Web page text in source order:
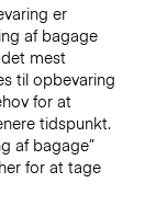
er
af bagage
mest
til opbevaring
for at
tidspunkt.
af bagage”
her for at tage